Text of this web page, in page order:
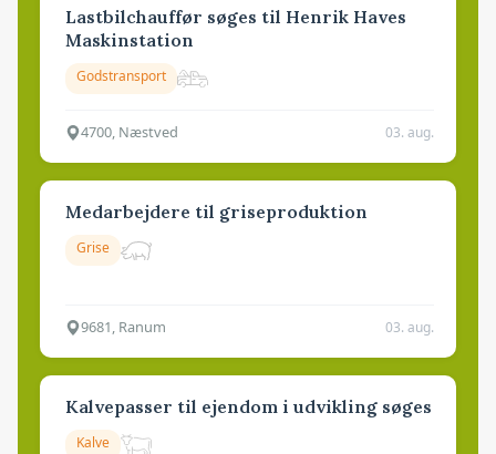
Lastbilchauffør søges til Henrik Haves
Maskinstation
Godstransport
4700, Næstved 03. aug.
Medarbejdere til griseproduktion
Grise
9681, Ranum 03. aug.
Kalvepasser til ejendom i udvikling søges
Kalve